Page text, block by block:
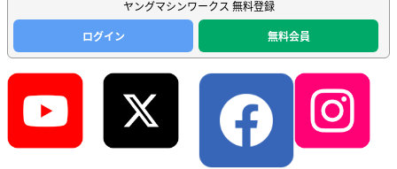
ヤングマシンワークス 無料登録
ログイン
無料会員